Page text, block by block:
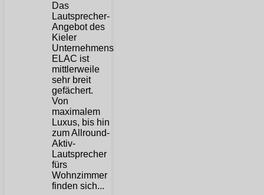
Das
Lautsprecher-
Angebot des
Kieler
Unternehmens
ELAC ist
mittlerweile
sehr breit
gefächert.
Von
maximalem
Luxus, bis hin
zum Allround-
Aktiv-
Lautsprecher
fürs
Wohnzimmer
finden sich...